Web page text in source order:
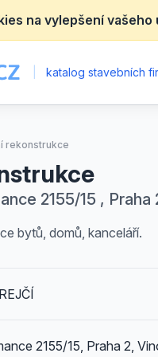
na vylepšení
katalog stavebních
rekonstrukce
2155/15 , Praha
bytů, domů, kanceláří.
2155/15, Praha 2,